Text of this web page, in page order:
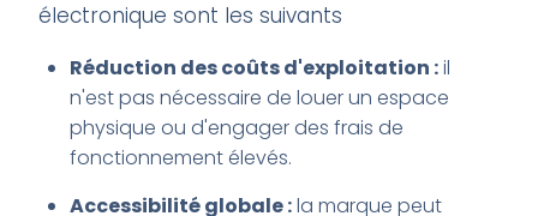
électronique sont les suivants
Réduction des coûts d'exploitation :il
n'est pas nécessaire de louer un espace
physique ou d'engager des frais de
fonctionnement élevés.
Accessibilité globale :la marque peut